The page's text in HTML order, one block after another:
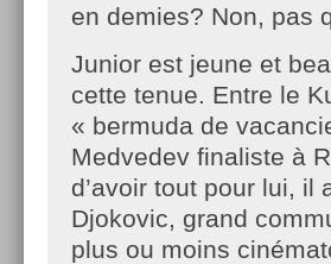
en demies? Non, pas
Junior est jeune et
cette tenue. Entre le
« bermuda de
Medvedev finaliste à
d’avoir tout pour lui, il
Djokovic, grand
plus ou moins